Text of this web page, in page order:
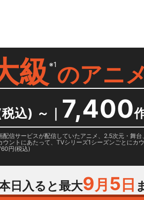
級 ※1のアニ
込) ～ ｜ 7,400
信サービスが配信していたアニメ、2.5次元・舞
ントにあたって、TVシリーズ1シーズンごとにカウ
円(税込)
日入ると最大9月 5 日